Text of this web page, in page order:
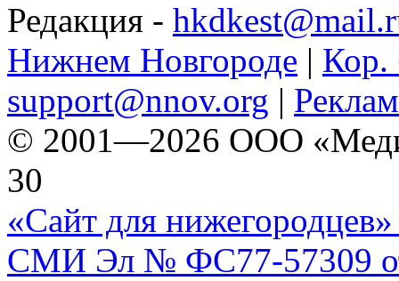
Редакция -
Нижнем Новгороде | Кор.
support@nnov.org |
© 2001—2026 ООО
30
«Сайт для нижегородцев»
СМИ Эл № ФС77-57309